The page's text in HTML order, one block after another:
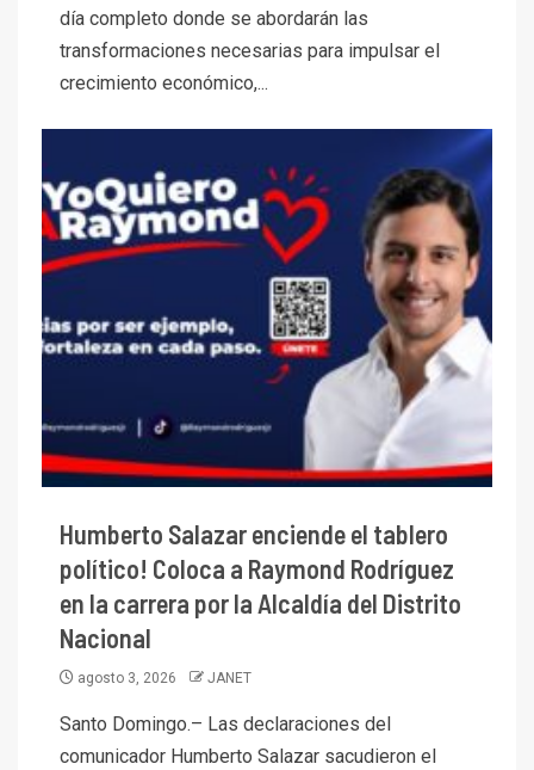
día completo donde se abordarán las
transformaciones necesarias para impulsar el
crecimiento económico,...
Humberto Salazar enciende el tablero
político! Coloca a Raymond Rodríguez
en la carrera por la Alcaldía del Distrito
Nacional
agosto 3, 2026 JANET
Santo Domingo.– Las declaraciones del
comunicador Humberto Salazar sacudieron el